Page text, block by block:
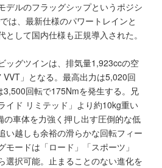
デルのフラッグシップというポジシ
は、最新仕様のパワートレインと
して国内仕様も正規導入された。
ッグツインは、排気量1,923ccの空
」となる。最高出力は5,020回
回転で175Nmを発生する。兄
イド リミテッド」より約10kg重い
車体を力強く押し出す圧倒的な低
い越しも余裕の滑らかな回転フィー
ードは「ロード」「スポーツ」
選択可能。止まることのない進化を